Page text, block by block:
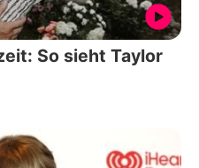
So sieht Taylor